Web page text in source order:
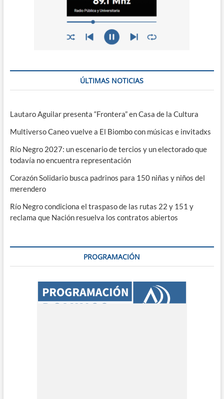
ÚLTIMAS NOTICIAS
Lautaro Aguilar presenta “Frontera” en Casa de la Cultura
Multiverso Caneo vuelve a El Biombo con músicas e invitadxs
Río Negro 2027: un escenario de tercios y un electorado que
todavía no encuentra representación
Corazón Solidario busca padrinos para 150 niñas y niños del
merendero
Río Negro condiciona el traspaso de las rutas 22 y 151 y
reclama que Nación resuelva los contratos abiertos
PROGRAMACIÓN